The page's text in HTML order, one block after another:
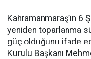
Kahramanmaraş’ın 6
yeniden toparlanma
güç olduğunu ifade
Kurulu Başkanı